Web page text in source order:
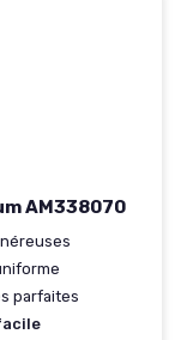
AM338070
parfaites